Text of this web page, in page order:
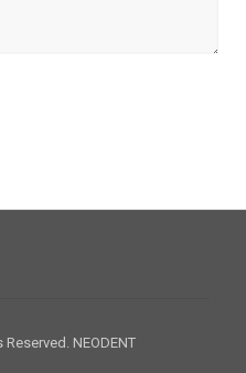
NEODENT